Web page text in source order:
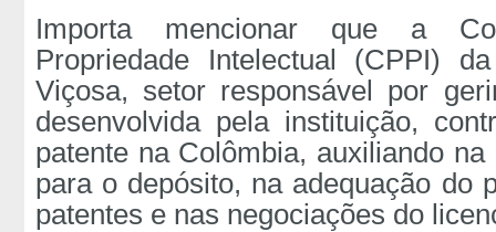
Importa mencionar que a
Propriedade Intelectual (CPPI)
Viçosa, setor responsável por
desenvolvida pela instituição,
patente na Colômbia, auxiliando
para o depósito, na adequação do
patentes e nas negociações do